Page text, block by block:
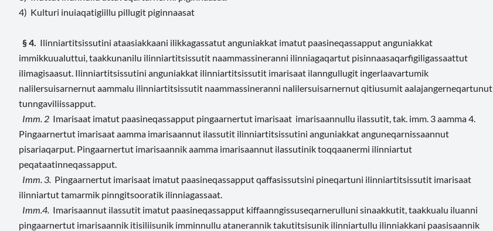
4) Kulturi inuiaqatigiillu pillugit piginnaasat
§ 4. Ilinniartitsissutini ataasiakkaani ilikkagassatut anguniakkat imatut paasineqassapput anguniakkat
immikkuualuttui, taakkunanilu ilinniartitsissutit naammassineranni ilinniagaqartut pisinnaasaqarfigiligassaattut
ilimagisaasut. Ilinniartitsissutini anguniakkat ilinniartitsissutit imarisaat ilanngullugit ingerlaavartumik
nalilersuisarnernut aammalu ilinniartitsissutit naammassineranni nalilersuisarnernut qitiusumit aalajangerneqartunut
tunngaviliissapput.
Imm. 2 Imarisaat imatut paasineqassapput pingaarnertut imarisaat imarisaannullu ilassutit, tak. imm. 3 aamma 4.
Pingaarnertut imarisaat aamma imarisaannut ilassutit ilinniartitsissutini anguniakkat anguneqarnissaannut
pisariaqarput. Pingaarnertut imarisaannik aamma imarisaannut ilassutinik toqqaanermi ilinniartut
peqataatinneqassapput.
Imm. 3. Pingaarnertut imarisaat imatut paasineqassapput qaffasissutsini pineqartuni ilinniartitsissutit imarisaat
ilinniartut tamarmik pinngitsooratik ilinniagassaat.
Imm.4. Imarisaannut ilassutit imatut paasineqassapput kiffaanngissuseqarnerulluni sinaakkutit, taakkualu iluanni
pingaarnertut imarisaannik itisiliisunik imminnullu atanerannik takutitsisunik ilinniartullu ilinniakkani paasisaannik